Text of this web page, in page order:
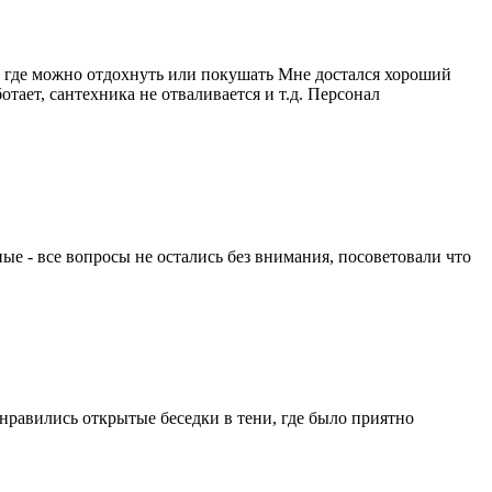
можно отдохнуть или покушать Мне достался хороший
сантехника не отваливается и т.д. Персонал
- все вопросы не остались без внимания, посоветовали что
открытые беседки в тени, где было приятно